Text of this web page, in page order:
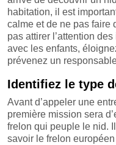
habitation, il est
calme et de ne pas faire
pas attirer l’attention
avec les enfants,
prévenez un
Identifiez le type
Avant d’appeler une
première mission sera
frelon qui peuple le nid.
savoir le frelon